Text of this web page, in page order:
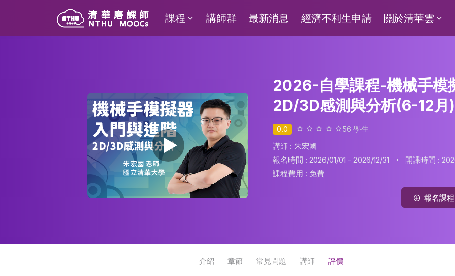
課程 講師群 最新消息 經濟不利生申請 關於清華雲
2026-自學課程-機械手模
2D/3D感測與分析(6-12月)
0.0 56學生
講師 : 朱宏國
報名時間 : 2026/01/01 - 2026/12/31
·
開課時間 :
課程費用 :免費
報名課程
介紹 章節 常見問題 講師 評價